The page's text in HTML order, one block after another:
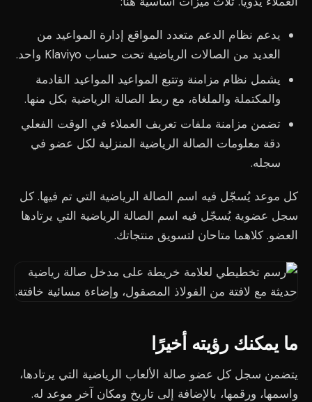
يدعم نظام الدعم متعدد المواقع إدارة المواعيد من
العديد من الصالات الرياضية تحت حساب Klaviyo واحد.
يشمل نظام مزامنة وتتبع المواعيد المواعيد القادمة
والمكتملة والملغاة، مع ربط الصالة الرياضية بكل منها.
تضمن مزامنة ملفات تعريف العملاء في الوقت الفعلي
دقة معلومات الصالة الرياضية المنزلية لكل عضو في
سجله.
كل موعد يُسجّل فيه اسم الصالة الرياضية التي تم فيها. كل
سجل عضوية يُسجّل فيه اسم الصالة الرياضية التي يرتادها
العضو. كلاهما متاحان لتسويق منتجاتك.
ما يمكنك رؤيته أخيرًا
يتضمن سجل كل عضو صالة الألعاب الرياضية التي يرتادها،
واسمها، ورقمها، بالإضافة إلى تاريخ ومكان آخر موعد له.